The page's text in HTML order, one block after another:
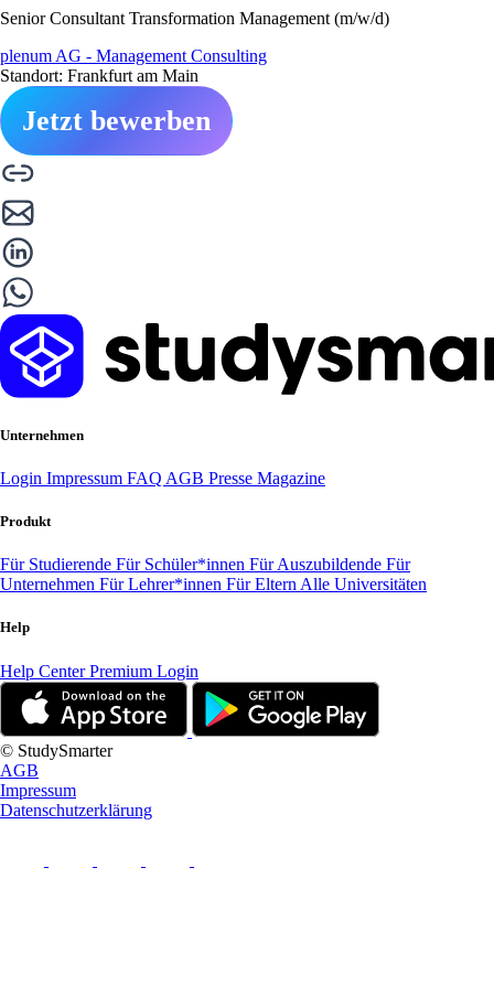
Senior Consultant Transformation Management (m/w/d)
plenum AG - Management Consulting
Standort: Frankfurt am Main
Jetzt bewerben
Unternehmen
Login Impressum FAQ AGB Presse Magazine
Produkt
Für Studierende Für Schüler*innen Für Auszubildende Für
Unternehmen Für Lehrer*innen Für Eltern Alle Universitäten
Help
Help CenterPremium Login
© StudySmarter
AGB
Impressum
Datenschutzerklärung